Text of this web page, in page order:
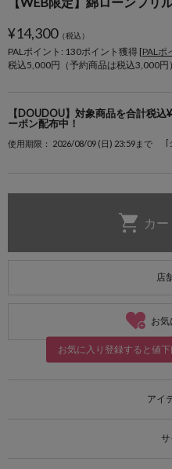
¥14,300（税込）
PALポイント: 130ポイント獲得 [PALポ
税込5,000円（予約商品は税込3,000円
【DOUDOU】対象商品を合計税
ーポン配布中！
使用期限： 2026/08/09 (日) 23:59まで [
店
お
お気に入り登録すると値
アイ